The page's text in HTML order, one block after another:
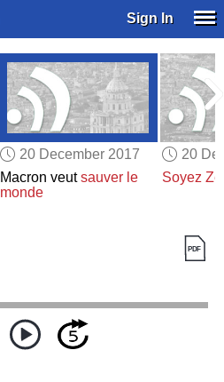
Sign In
20 December 2017
Macron veutsauver le
monde
20
Soyez